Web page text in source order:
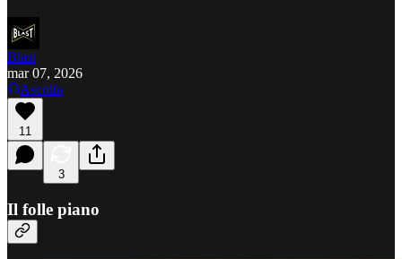
Blast
mar 07, 2026
Ascolta
11
3
Il folle piano